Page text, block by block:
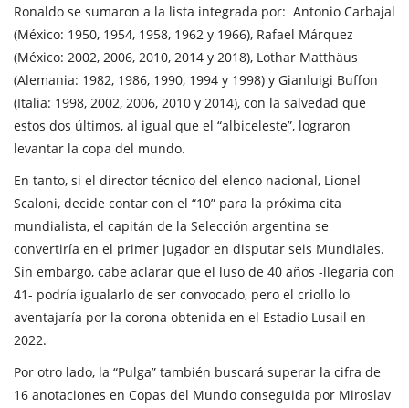
Ronaldo se sumaron a la lista integrada por: Antonio Carbajal
(México: 1950, 1954, 1958, 1962 y 1966), Rafael Márquez
(México: 2002, 2006, 2010, 2014 y 2018), Lothar Matthäus
(Alemania: 1982, 1986, 1990, 1994 y 1998) y Gianluigi Buffon
(Italia: 1998, 2002, 2006, 2010 y 2014), con la salvedad que
estos dos últimos, al igual que el “albiceleste”, lograron
levantar la copa del mundo.
En tanto, si el director técnico del elenco nacional, Lionel
Scaloni, decide contar con el “10” para la próxima cita
mundialista, el capitán de la Selección argentina se
convertiría en el primer jugador en disputar seis Mundiales.
Sin embargo, cabe aclarar que el luso de 40 años -llegaría con
41- podría igualarlo de ser convocado, pero el criollo lo
aventajaría por la corona obtenida en el Estadio Lusail en
2022.
Por otro lado, la “Pulga” también buscará superar la cifra de
16 anotaciones en Copas del Mundo conseguida por Miroslav